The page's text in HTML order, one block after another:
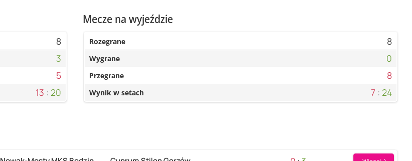
8
3
5
13 : 20
Mecze na wyjeździe
Rozegrane 8
Wygrane 0
Przegrane 8
Wynik w setach 7 : 24